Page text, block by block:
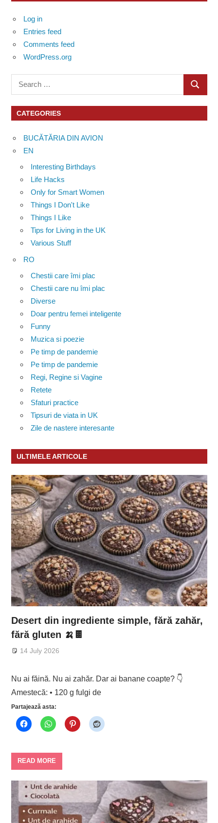
Log in
Entries feed
Comments feed
WordPress.org
Search
for:
SEARCH
CATEGORIES
BUCĂTĂRIA DIN AVION
EN
Interesting Birthdays
Life Hacks
Only for Smart Women
Things I Don't Like
Things I Like
Tips for Living in the UK
Various Stuff
RO
Chestii care îmi plac
Chestii care nu îmi plac
Diverse
Doar pentru femei inteligente
Funny
Muzica si poezie
Pe timp de pandemie
Pe timp de pandemie
Regi, Regine si Vagine
Retete
Sfaturi practice
Tipsuri de viata in UK
Zile de nastere interesante
ULTIMELE ARTICOLE
Desert din ingrediente simple, fără zahăr,
fără gluten 🍌🍫
14 July 2026
Nu ai făină. Nu ai zahăr. Dar ai banane coapte? 👇
Amestecă: • 120 g fulgi de
Partajează asta:
READ MORE